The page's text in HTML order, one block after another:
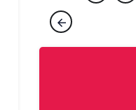
GÜNCEL
Şanlıurfa’da